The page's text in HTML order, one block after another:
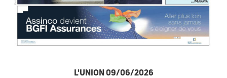
L'UNION 09/06/2026